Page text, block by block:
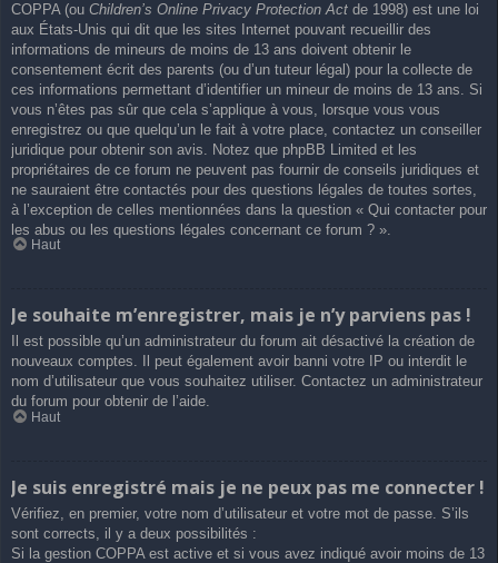
COPPA (ou Children’s Online Privacy Protection Act de 1998) est une loi
aux États-Unis qui dit que les sites Internet pouvant recueillir des
informations de mineurs de moins de 13 ans doivent obtenir le
consentement écrit des parents (ou d’un tuteur légal) pour la collecte de
ces informations permettant d’identifier un mineur de moins de 13 ans. Si
vous n’êtes pas sûr que cela s’applique à vous, lorsque vous vous
enregistrez ou que quelqu’un le fait à votre place, contactez un conseiller
juridique pour obtenir son avis. Notez que phpBB Limited et les
propriétaires de ce forum ne peuvent pas fournir de conseils juridiques et
ne sauraient être contactés pour des questions légales de toutes sortes,
à l’exception de celles mentionnées dans la question « Qui contacter pour
les abus ou les questions légales concernant ce forum ? ».
Haut
Je souhaite m’enregistrer, mais je n’y parviens pas !
Il est possible qu’un administrateur du forum ait désactivé la création de
nouveaux comptes. Il peut également avoir banni votre IP ou interdit le
nom d’utilisateur que vous souhaitez utiliser. Contactez un administrateur
du forum pour obtenir de l’aide.
Haut
Je suis enregistré mais je ne peux pas me connecter !
Vérifiez, en premier, votre nom d’utilisateur et votre mot de passe. S’ils
sont corrects, il y a deux possibilités :
Si la gestion COPPA est active et si vous avez indiqué avoir moins de 13